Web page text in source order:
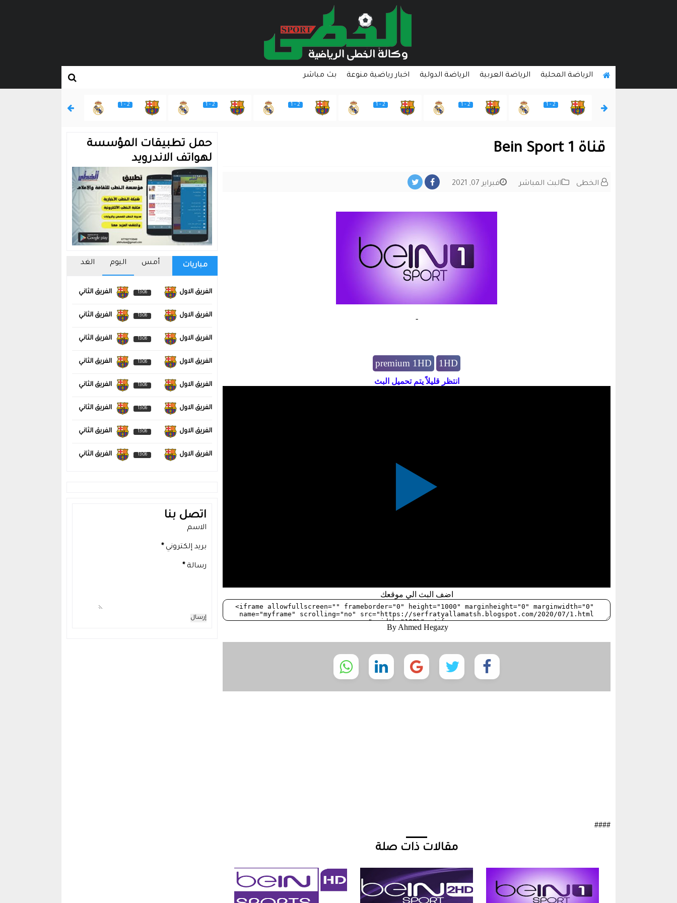
الرياضة المحلية الرياضة العربية الرياضة الدولية اخبار رياضية منوعة بث مباشر
2 - 1
2 - 1
2 - 1
2 - 1
2 - 1
2 - 1
قناة Bein Sport 1
الخطى البث المباشر فبراير 07, 2021
####
مقالات ذات صلة
حمل تطبيقات المؤسسة
لهواتف الاندرويد
مباريات أمس اليوم الغد
الفريق الاول 13:06 الفريق الثاني
الفريق الاول 13:06 الفريق الثاني
الفريق الاول 13:06 الفريق الثاني
الفريق الاول 13:06 الفريق الثاني
الفريق الاول 13:06 الفريق الثاني
الفريق الاول 13:06 الفريق الثاني
الفريق الاول 13:06 الفريق الثاني
الفريق الاول 13:06 الفريق الثاني
اتصل بنا
الاسم
بريد إلكتروني *
رسالة *